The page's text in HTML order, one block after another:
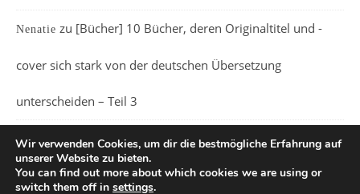
Nenatie zu [Bücher] 10 Bücher, deren Originaltitel und -
cover sich stark von der deutschen Übersetzung
unterscheiden – Teil 3
Wir verwenden Cookies, um dir die bestmögliche Erfahrung auf
unserer Website zu bieten.
You can find out more about which cookies we are using or
switch them off in settings.